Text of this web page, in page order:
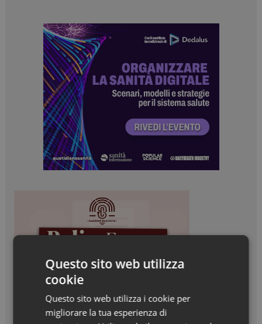
Questo sito web utilizza
cookie
Questo sito web utilizza i cookie per
migliorare la tua esperienza di